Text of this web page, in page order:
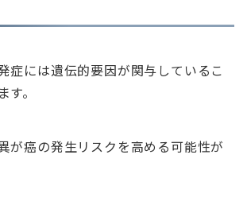
症には遺伝的要因が関与しているこ
。
が癌の発生リスクを高める可能性が